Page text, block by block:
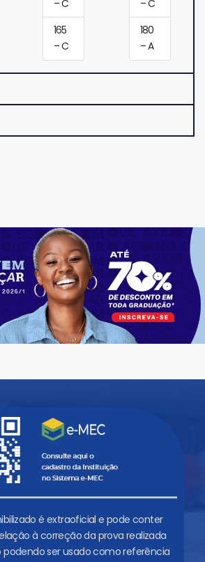
– C
165
– C
– C
180
– A
é extraoficial e pode conter
à correção da prova realizada
podendo ser usado como referência